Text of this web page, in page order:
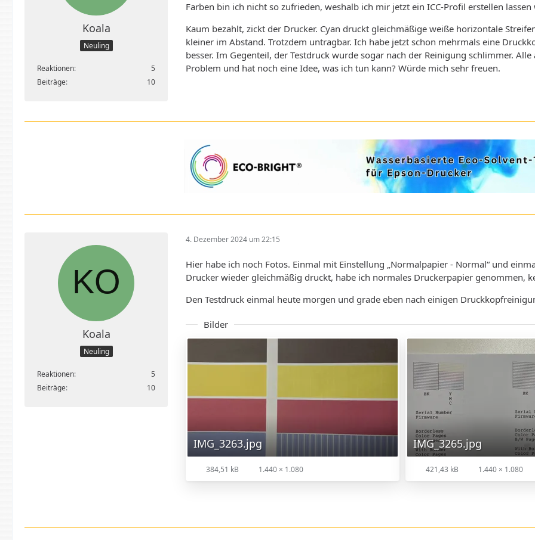
Koala
Neuling
Reaktionen
5
Beiträge
10
Farben bin ich nicht so zufrieden, weshalb ich mir jetzt ein ICC-Profil erstellen
Kaum bezahlt, zickt der Drucker. Cyan druckt gleichmäßige weiße horizontale
kleiner im Abstand. Trotzdem untragbar. Ich habe jetzt schon mehrmals eine
besser. Im Gegenteil, der Testdruck wurde sogar nach der Reinigung schlimmer.
Problem und hat noch eine Idee, was ich tun kann? Würde mich sehr freuen.
Koala
Neuling
Reaktionen
5
Beiträge
10
4. Dezember 2024 um 22:15
Hier habe ich noch Fotos. Einmal mit Einstellung „Normalpapier - Normal“ und
Drucker wieder gleichmäßig druckt, habe ich normales Druckerpapier genommen,
Den Testdruck einmal heute morgen und grade eben nach einigen
Bilder
IMG_3263.jpg
384,51 kB 1.440 × 1.080
IMG_3265.jpg
421,43 kB 1.440 × 1.080